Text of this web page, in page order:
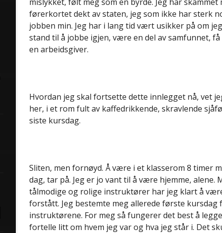
førerkortet dekt av staten, jeg som ikke har sterk
jobben min. Jeg har i lang tid vært usikker på om
stand til å jobbe igjen, være en del av samfunnet,
en arbeidsgiver.
Hvordan jeg skal fortsette dette innlegget nå, vet
her, i et rom fult av kaffedrikkende, skravlende
siste kursdag.
Sliten, men fornøyd. Å være i et klasserom 8 timer
dag, tar på. Jeg er jo vant til å være hjemme, alene.
tålmodige og rolige instruktører har jeg klart å
forstått. Jeg bestemte meg allerede første kursdag
instruktørene. For meg så fungerer det best å
fortelle litt om hvem jeg var og hva jeg står i. Det